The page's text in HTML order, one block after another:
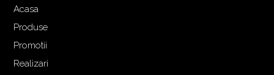
Acasa
Produse
Promotii
Realizari